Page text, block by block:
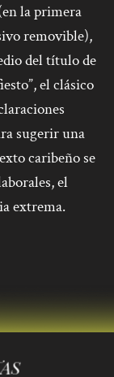
la primera
removible),
del título de
el clásico
sugerir una
caribeño se
el
extrema.